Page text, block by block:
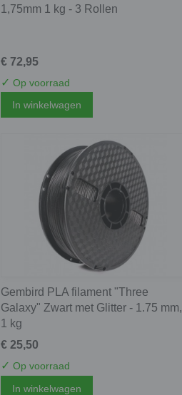
1,75mm 1 kg - 3 Rollen
€ 72,95
✓ Op voorraad
In winkelwagen
Gembird PLA filament "Three
Galaxy" Zwart met Glitter - 1.75 mm,
1 kg
€ 25,50
✓ Op voorraad
In winkelwagen